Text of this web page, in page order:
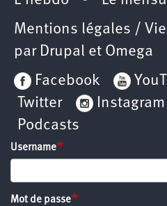
Mentions légales /
par Drupal et Omega
Facebook
Twitter
Instagram
Podcasts
Username
Mot de passe